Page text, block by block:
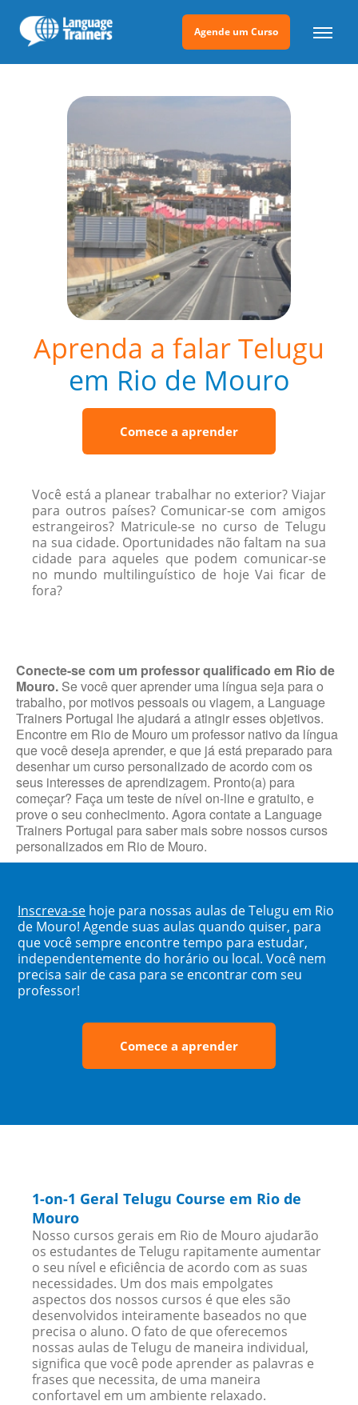
Agende um Curso
Aprenda a falar Telugu
em Rio de Mouro
Comece a aprender
Você está a planear trabalhar no exterior? Viajar
para outros países? Comunicar-se com amigos
estrangeiros? Matricule-se no curso de Telugu
na sua cidade. Oportunidades não faltam na sua
cidade para aqueles que podem comunicar-se
no mundo multilinguístico de hoje Vai ficar de
fora?
Conecte-se com um professor qualificado em Rio de
Mouro. Se você quer aprender uma língua seja para o
trabalho, por motivos pessoais ou viagem, a Language
Trainers Portugal lhe ajudará a atingir esses objetivos.
Encontre em Rio de Mouro um professor nativo da língua
que você deseja aprender, e que já está preparado para
desenhar um curso personalizado de acordo com os
seus interesses de aprendizagem. Pronto(a) para
começar? Faça um teste de nível on-line e gratuito, e
prove o seu conhecimento. Agora contate a Language
Trainers Portugal para saber mais sobre nossos cursos
personalizados em Rio de Mouro.
Inscreva-se hoje para nossas aulas de Telugu em Rio
de Mouro! Agende suas aulas quando quiser, para
que você sempre encontre tempo para estudar,
independentemente do horário ou local. Você nem
precisa sair de casa para se encontrar com seu
professor!
Comece a aprender
1-on-1 Geral Telugu Course em Rio de
Mouro
Nosso cursos gerais em Rio de Mouro ajudarão
os estudantes de Telugu rapitamente aumentar
o seu nível e eficiência de acordo com as suas
necessidades. Um dos mais empolgates
aspectos dos nossos cursos é que eles são
desenvolvidos inteiramente baseados no que
precisa o aluno. O fato de que oferecemos
nossas aulas de Telugu de maneira individual,
significa que você pode aprender as palavras e
frases que necessita, de uma maneira
confortavel em um ambiente relaxado.